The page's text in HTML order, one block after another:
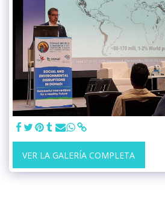
VER LA GALERÍA COMPLETA